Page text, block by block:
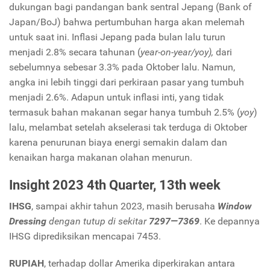
dukungan bagi pandangan bank sentral Jepang (Bank of
Japan/BoJ) bahwa pertumbuhan harga akan melemah
untuk saat ini. Inflasi Jepang pada bulan lalu turun
menjadi 2.8% secara tahunan (year-on-year/yoy), dari
sebelumnya sebesar 3.3% pada Oktober lalu. Namun,
angka ini lebih tinggi dari perkiraan pasar yang tumbuh
menjadi 2.6%. Adapun untuk inflasi inti, yang tidak
termasuk bahan makanan segar hanya tumbuh 2.5% (yoy)
lalu, melambat setelah akselerasi tak terduga di Oktober
karena penurunan biaya energi semakin dalam dan
kenaikan harga makanan olahan menurun.
Insight 2023 4th Quarter, 13th week
IHSG, sampai akhir tahun 2023, masih berusaha Window
Dressing dengan tutup di sekitar 7297—7369. Ke depannya
IHSG diprediksikan mencapai 7453.
RUPIAH, terhadap dollar Amerika diperkirakan antara